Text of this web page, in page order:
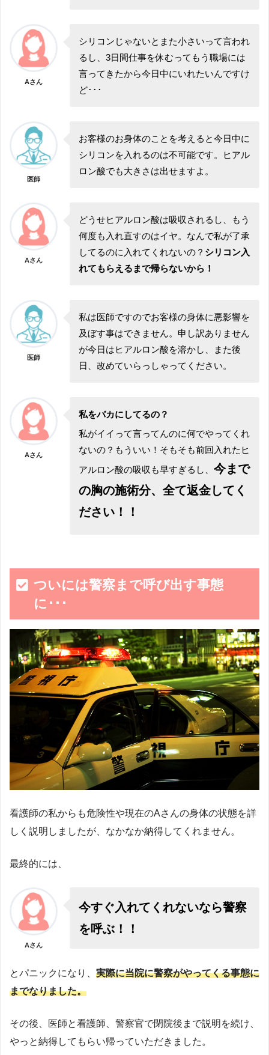
Aさん
シリコンじゃないとまた小さいって言われ
るし、3日間仕事を休むってもう職場には
言ってきたから今日中にいれたいんですけ
ど･･･
医師
お客様のお身体のことを考えると今日中に
シリコンを入れるのは不可能です。ヒアル
ロン酸でも大きさは出せますよ。
Aさん
どうせヒアルロン酸は吸収されるし、もう
何度も入れ直すのはイヤ。なんで私が了承
してるのに入れてくれないの？ シリコン入
れてもらえるまで帰らないから！
医師
私は医師ですのでお客様の身体に悪影響を
及ぼす事はできません。申し訳ありません
が今日はヒアルロン酸を溶かし、また後
日、改めていらっしゃってください。
Aさん
私をバカにしてるの？
私がイイって言ってんのに何でやってくれ
ないの？もういい！そもそも前回入れたヒ
アルロン酸の吸収も早すぎるし、 今まで
の胸の施術分、全て返金してく
ださい！！
ついには警察まで呼び出す事態
に･･･
看護師の私からも危険性や現在のAさんの身体の状態を詳
しく説明しましたが、なかなか納得してくれません。
最終的には、
Aさん
今すぐ入れてくれないなら警察
を呼ぶ！！
とパニックになり、 実際に当院に警察がやってくる事態に
までなりました。
その後、医師と看護師、警察官で閉院後まで説明を続け、
やっと納得してもらい帰っていただきました。